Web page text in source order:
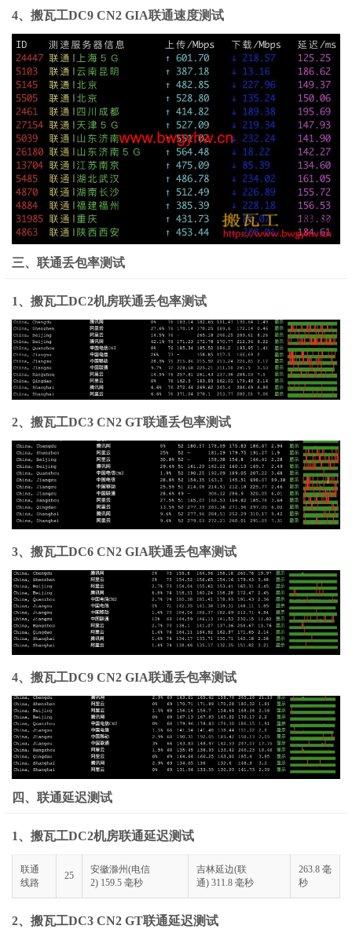
4、搬瓦工DC9 CN2 GIA联通速度测试
三、联通丢包率测试
1、搬瓦工DC2机房联通丢包率测试
2、搬瓦工DC3 CN2 GT联通丢包率测试
3、搬瓦工DC6 CN2 GIA联通丢包率测试
4、搬瓦工DC9 CN2 GIA联通丢包率测试
四、联通延迟测试
1、搬瓦工DC2机房联通延迟测试
联通
线路
25
安徽滁州(电信
2) 159.5 毫秒
吉林延边(联
通) 311.8 毫秒
263.8 毫
秒
2、搬瓦工DC3 CN2 GT联通延迟测试